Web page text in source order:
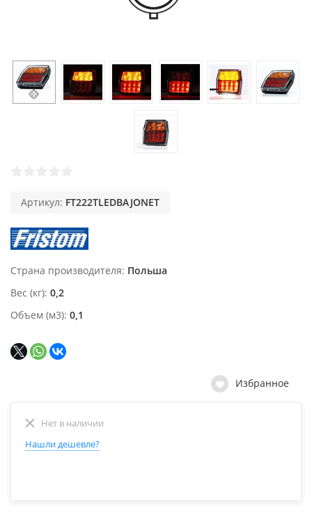
Артикул: FT222TLEDBAJONET
Страна производителя Польша
Вес (кг) 0,2
Объем (м3) 0,1
Избранное
Нет в наличии
Нашли дешевле?